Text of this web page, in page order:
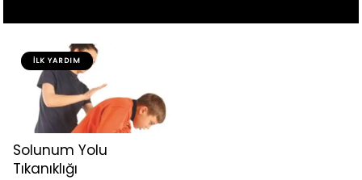
İLK YARDIM
Solunum Yolu
Tıkanıklığı